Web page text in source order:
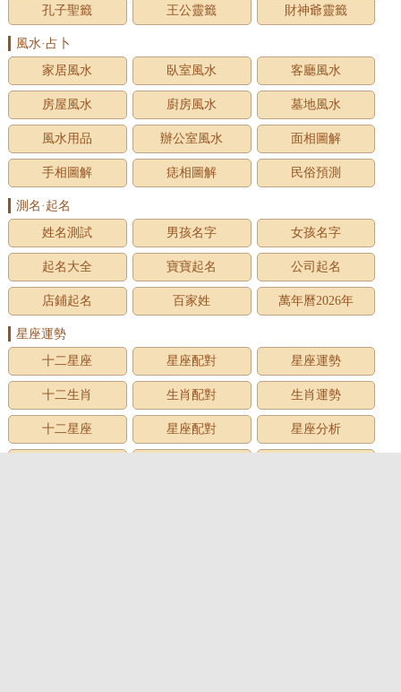
孔子聖籤 王公靈籤 財神爺靈籤
風水·占卜
家居風水
臥室風水 客廳風水
房屋風水 廚房風水 墓地風水
風水用品 辦公室風水 面相圖解
手相圖解 痣相圖解 民俗預測
測名·起名
姓名測試
男孩名字 女孩名字
起名大全 寶寶起名 公司起名
店鋪起名 百家姓 萬年曆2026年
星座運勢
十二星座
星座配對 星座運勢
十二生肖 生肖配對 生肖運勢
十二星座 星座配對 星座分析